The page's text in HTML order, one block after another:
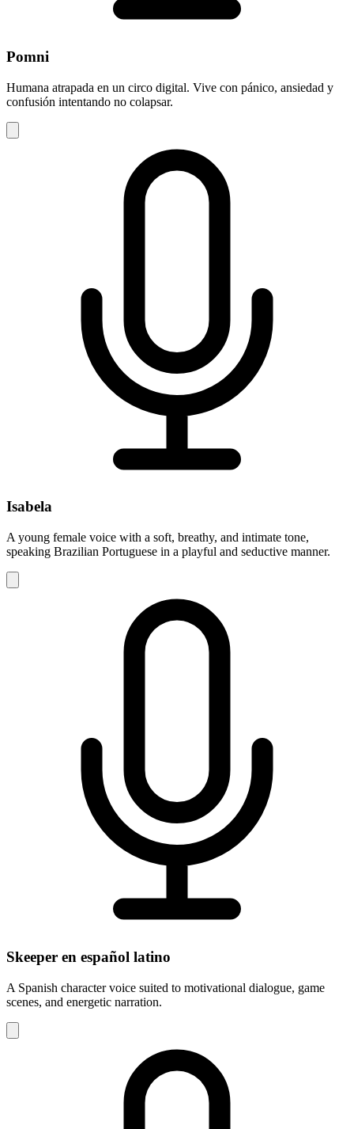
Pomni
Humana atrapada en un circo digital. Vive con pánico, ansiedad y
confusión intentando no colapsar.
Isabela
A young female voice with a soft, breathy, and intimate tone,
speaking Brazilian Portuguese in a playful and seductive manner.
Skeeper en español latino
A Spanish character voice suited to motivational dialogue, game
scenes, and energetic narration.